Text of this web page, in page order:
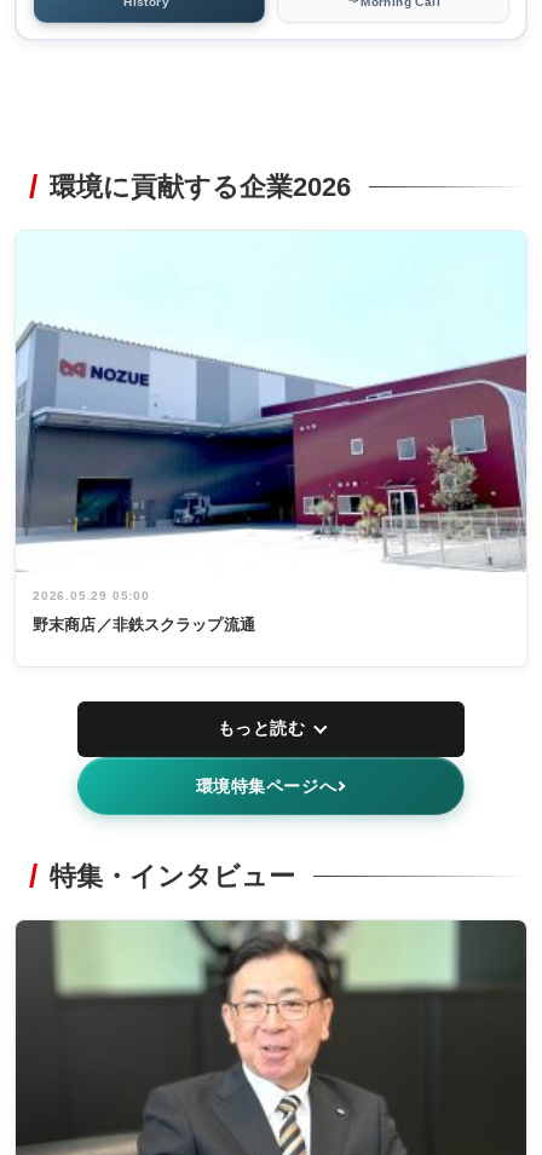
環境に貢献する企業2026
2026.05.29 05:00
野末商店／非鉄スクラップ流通
もっと読む
環境特集ページへ
特集・インタビュー